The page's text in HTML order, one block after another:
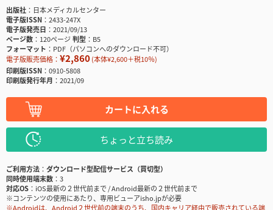
出版社
日本メディカルセンター
電子版ISSN
2433-247X
電子版発売日
2021/09/13
ページ数
120ページ判型
B5
フォーマット
PDF（パソコンへのダウンロード不可）
電子版販売価格： ¥2,860(本体¥2,600＋税10％)
印刷版ISSN
0910-5808
印刷版発行年月
2021/09
カートに入れる
ちょっと立ち読み
ご利用方法
ダウンロード型配信サービス（買切型）
同時使用端末数
3
対応OS
iOS最新の２世代前まで / Android最新の２世代前まで
※コンテンツの使用にあたり、専用ビューアisho.jpが必要
※Androidは、Android２世代前の端末のうち、国内キャリア経由で販売されている端